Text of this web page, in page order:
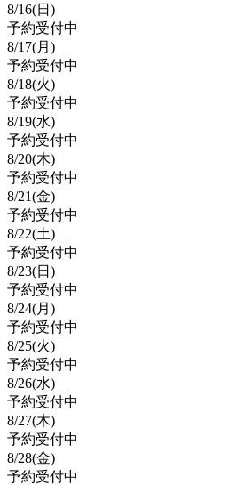
8/16(日)
予約受付中
8/17(月)
予約受付中
8/18(火)
予約受付中
8/19(水)
予約受付中
8/20(木)
予約受付中
8/21(金)
予約受付中
8/22(土)
予約受付中
8/23(日)
予約受付中
8/24(月)
予約受付中
8/25(火)
予約受付中
8/26(水)
予約受付中
8/27(木)
予約受付中
8/28(金)
予約受付中